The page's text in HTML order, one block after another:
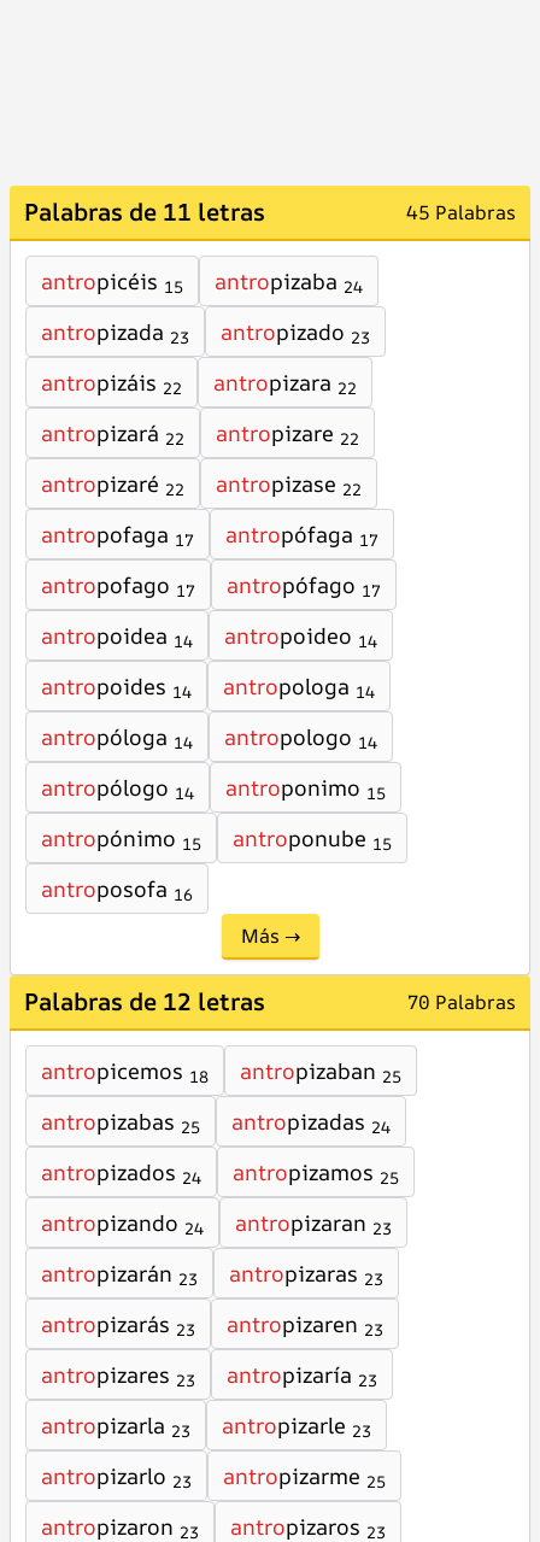
Palabras de 11 letras 45 Palabras
antropicéis 15 antropizaba 24
antropizada 23 antropizado 23
antropizáis 22 antropizara 22
antropizará 22 antropizare 22
antropizaré 22 antropizase 22
antropofaga 17 antropófaga 17
antropofago 17 antropófago 17
antropoidea 14 antropoideo 14
antropoides 14 antropologa 14
antropóloga 14 antropologo 14
antropólogo 14 antroponimo 15
antropónimo 15 antroponube 15
antroposofa 16
Más →
Palabras de 12 letras 70 Palabras
antropicemos 18 antropizaban 25
antropizabas 25 antropizadas 24
antropizados 24 antropizamos 25
antropizando 24 antropizaran 23
antropizarán 23 antropizaras 23
antropizarás 23 antropizaren 23
antropizares 23 antropizaría 23
antropizarla 23 antropizarle 23
antropizarlo 23 antropizarme 25
antropizaron 23 antropizaros 23